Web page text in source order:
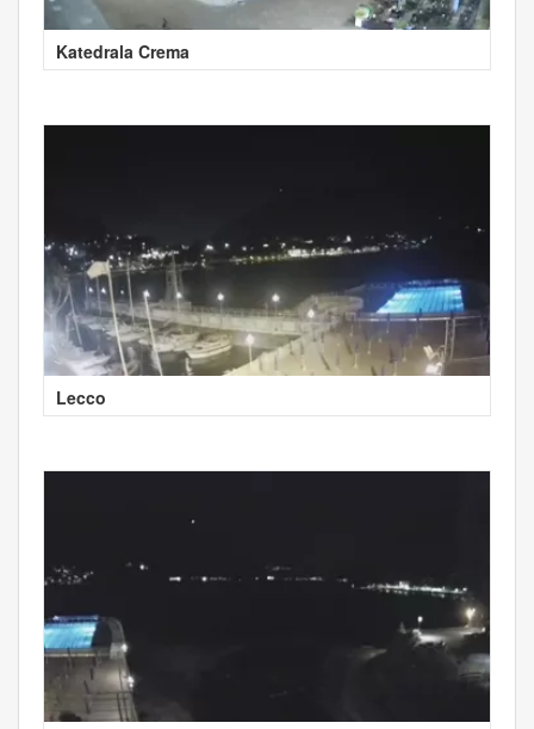
Katedrala Crema
Lecco